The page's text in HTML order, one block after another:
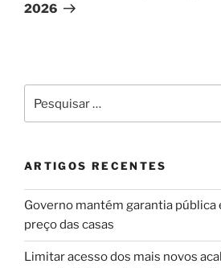
2026
por:
ARTIGOS RECENTES
Governo mantém garantia pública
preço das casas
Limitar acesso dos mais novos